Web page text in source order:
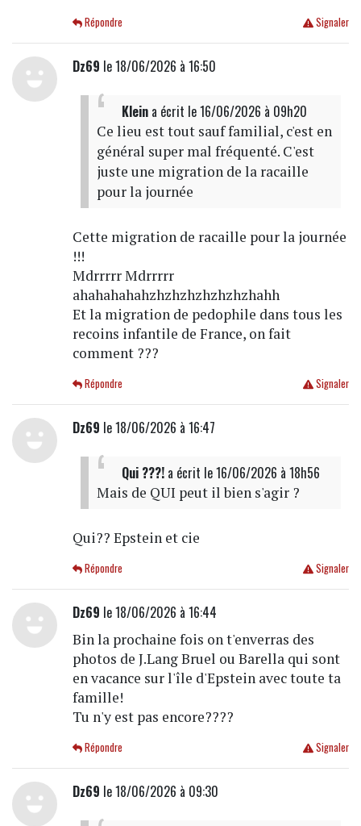
Signaler
Répondre
Dz69 le 18/06/2026 à 16:50
Kleina écrit le 16/06/2026 à 09h20
Ce lieu est tout sauf familial, c'est en
général super mal fréquenté. C'est
juste une migration de la racaille
pour la journée
Cette migration de racaille pour la journée
!!!
Mdrrrrr Mdrrrrr
ahahahahahzhzhzhzhzhzhzhahh
Et la migration de pedophile dans tous les
recoins infantile de France, on fait
comment ???
Signaler
Répondre
Dz69 le 18/06/2026 à 16:47
Qui ???!a écrit le 16/06/2026 à 18h56
Mais de QUI peut il bien s'agir ?
Qui?? Epstein et cie
Signaler
Répondre
Dz69 le 18/06/2026 à 16:44
Bin la prochaine fois on t'enverras des
photos de J.Lang Bruel ou Barella qui sont
en vacance sur l'île d'Epstein avec toute ta
famille!
Tu n'y est pas encore????
Signaler
Répondre
Dz69 le 18/06/2026 à 09:30